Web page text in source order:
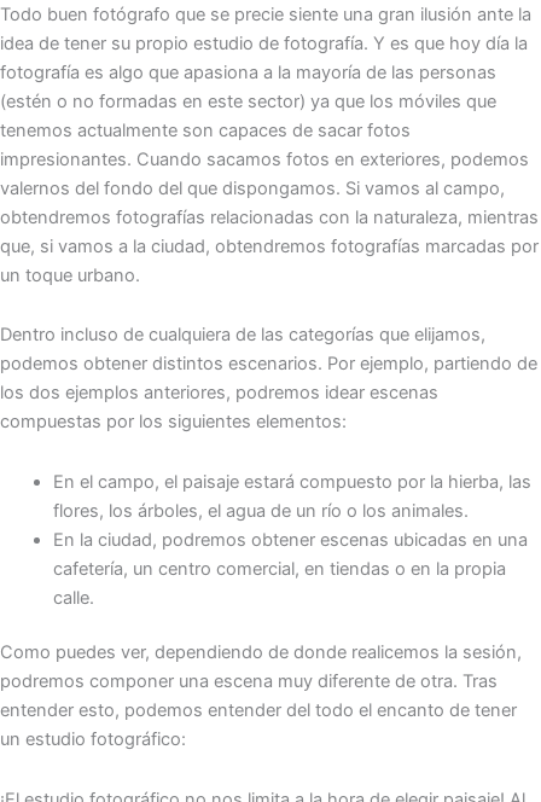
Todo buen fotógrafo que se precie siente una gran ilusión ante la
idea de tener su propio estudio de fotografía. Y es que hoy día la
fotografía es algo que apasiona a la mayoría de las personas
(estén o no formadas en este sector) ya que los móviles que
tenemos actualmente son capaces de sacar fotos
impresionantes. Cuando sacamos fotos en exteriores, podemos
valernos del fondo del que dispongamos. Si vamos al campo,
obtendremos fotografías relacionadas con la naturaleza, mientras
que, si vamos a la ciudad, obtendremos fotografías marcadas por
un toque urbano.
Dentro incluso de cualquiera de las categorías que elijamos,
podemos obtener distintos escenarios. Por ejemplo, partiendo de
los dos ejemplos anteriores, podremos idear escenas
compuestas por los siguientes elementos:
En el campo, el paisaje estará compuesto por la hierba, las
flores, los árboles, el agua de un río o los animales.
En la ciudad, podremos obtener escenas ubicadas en una
cafetería, un centro comercial, en tiendas o en la propia
calle.
Como puedes ver, dependiendo de donde realicemos la sesión,
podremos componer una escena muy diferente de otra. Tras
entender esto, podemos entender del todo el encanto de tener
un estudio fotográfico: